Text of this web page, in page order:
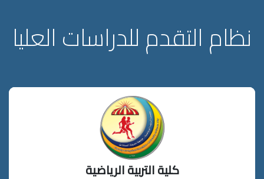
نظام التقدم للدراسات العليا
كلية التربية الرياضية
دخول